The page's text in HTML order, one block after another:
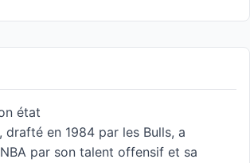
état
drafté en 1984 par les Bulls, a
par son talent offensif et sa